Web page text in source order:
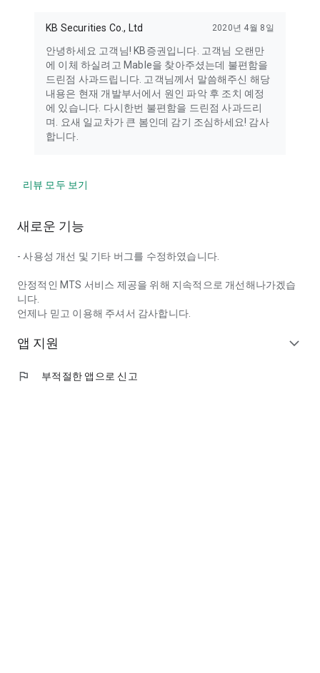
KB Securities Co., Ltd 2020년 4월 8일
안녕하세요 고객님! KB증권입니다. 고객님 오랜만
에 이체 하실려고 Mable을 찾아주셨는데 불편함을
드린점 사과드립니다. 고객님께서 말씀해주신 해당
내용은 현재 개발부서에서 원인 파악 후 조치 예정
에 있습니다. 다시한번 불편함을 드린점 사과드리
며. 요새 일교차가 큰 봄인데 감기 조심하세요! 감사
합니다.
리뷰 모두 보기
새로운 기능
- 사용성 개선 및 기타 버그를 수정하였습니다.
안정적인 MTS 서비스 제공을 위해 지속적으로 개선해나가겠습
니다.
언제나 믿고 이용해 주셔서 감사합니다.
앱 지원 expand_more
flag 부적절한 앱으로 신고